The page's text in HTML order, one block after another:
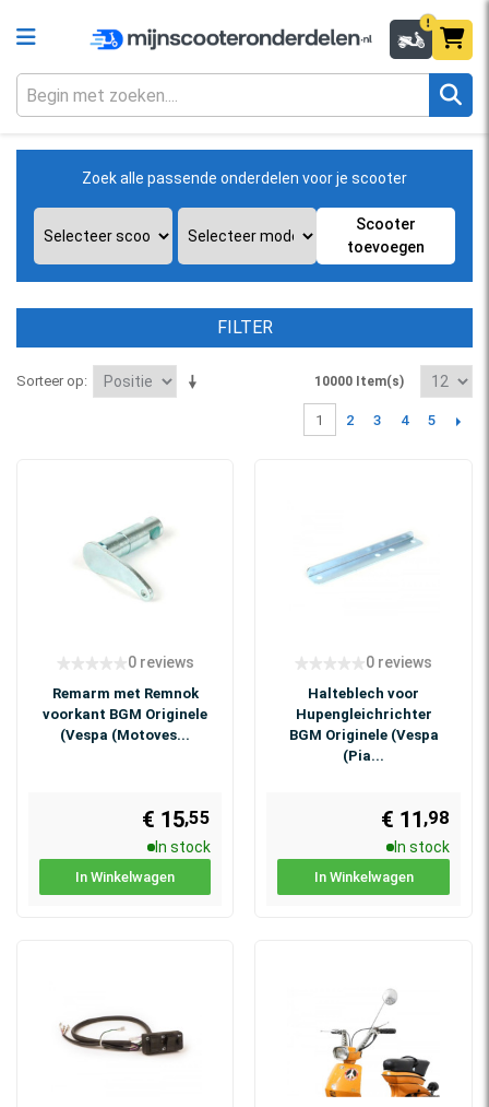
Zoek alle passende onderdelen voor je scooter
Scooter
toevoegen
FILTER
Sorteer op 10000 Item(s)
1 2 3 4 5
0 reviews
Remarm met Remnok
voorkant BGM Originele
(Vespa (Motoves...
€ 15,55
In stock
In Winkelwagen
0 reviews
Halteblech voor
Hupengleichrichter
BGM Originele (Vespa
(Pia...
€ 11 ,98
In stock
In Winkelwagen